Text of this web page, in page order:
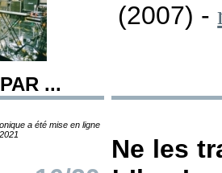
...
a été mise en ligne
(2007) -
Ne les